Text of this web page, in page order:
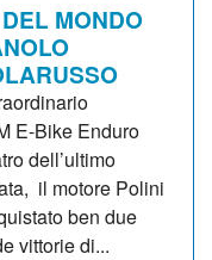
MONDO
E-Bike Enduro
dell’ultimo
il motore Polini
ben due
vittorie di...